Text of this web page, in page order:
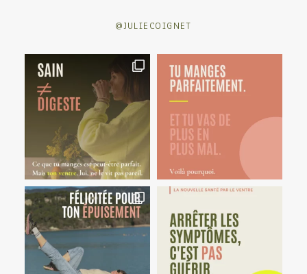
@JULIECOIGNET